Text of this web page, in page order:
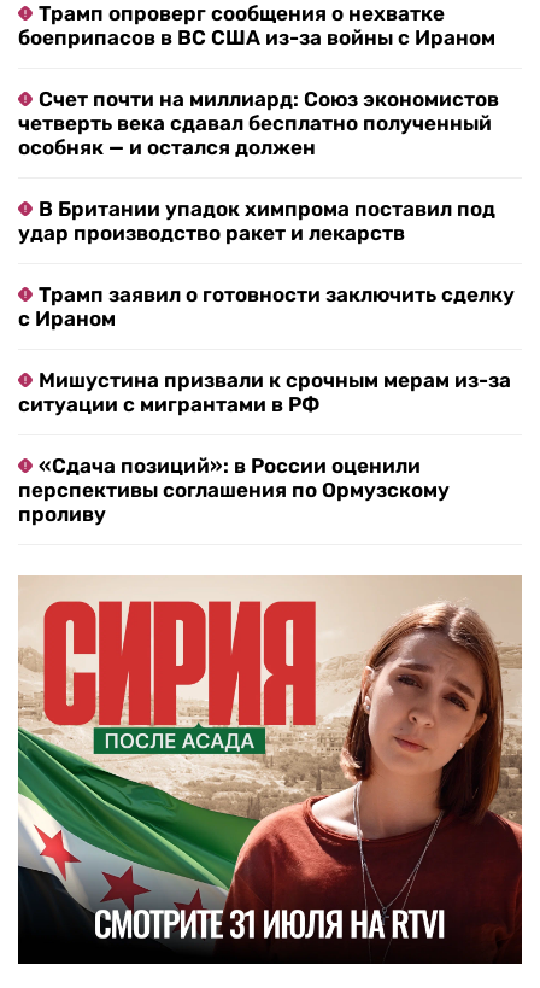
Трамп опроверг сообщения о нехватке
боеприпасов в ВС США из-за войны с Ираном
Счет почти на миллиард: Союз экономистов
четверть века сдавал бесплатно полученный
особняк — и остался должен
В Британии упадок химпрома поставил под
удар производство ракет и лекарств
Трамп заявил о готовности заключить сделку
с Ираном
Мишустина призвали к срочным мерам из-за
ситуации с мигрантами в РФ
«Сдача позиций»: в России оценили
перспективы соглашения по Ормузскому
проливу